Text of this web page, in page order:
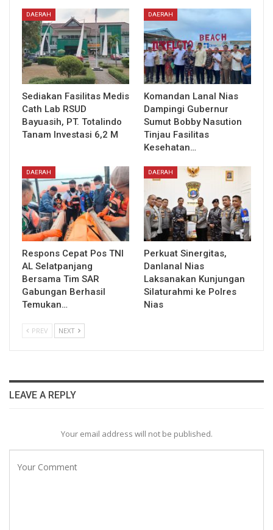
DAERAH
Sediakan Fasilitas Medis
Cath Lab RSUD
Bayuasih, PT. Totalindo
Tanam Investasi 6,2 M
DAERAH
Komandan Lanal Nias
Dampingi Gubernur
Sumut Bobby Nasution
Tinjau Fasilitas
Kesehatan…
DAERAH
Respons Cepat Pos TNI
AL Selatpanjang
Bersama Tim SAR
Gabungan Berhasil
Temukan…
DAERAH
Perkuat Sinergitas,
Danlanal Nias
Laksanakan Kunjungan
Silaturahmi ke Polres
Nias
PREV NEXT
LEAVE A REPLY
Your email address will not be published.